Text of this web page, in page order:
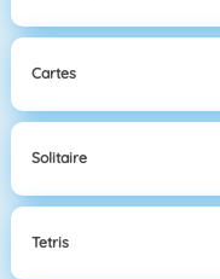
Cartes
Solitaire
Tetris